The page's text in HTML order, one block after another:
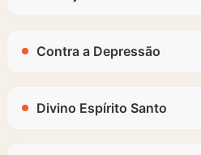
Contra a Depressão
Divino Espírito Santo